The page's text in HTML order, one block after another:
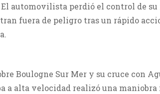
automovilista perdió el control de su
fuera de peligro tras un rápido
Boulogne Sur Mer y su cruce con
a alta velocidad realizó una